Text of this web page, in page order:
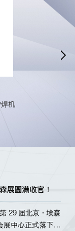
机

展圆满收官！
29 届北京・埃森
中心正式落下帷